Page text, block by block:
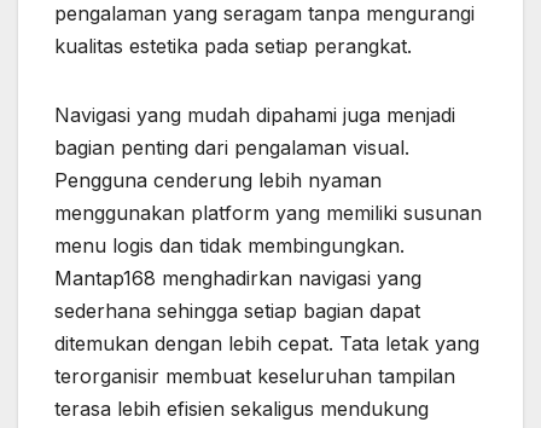
pengalaman yang seragam tanpa mengurangi
kualitas estetika pada setiap perangkat.
Navigasi yang mudah dipahami juga menjadi
bagian penting dari pengalaman visual.
Pengguna cenderung lebih nyaman
menggunakan platform yang memiliki susunan
menu logis dan tidak membingungkan.
Mantap168 menghadirkan navigasi yang
sederhana sehingga setiap bagian dapat
ditemukan dengan lebih cepat. Tata letak yang
terorganisir membuat keseluruhan tampilan
terasa lebih efisien sekaligus mendukung